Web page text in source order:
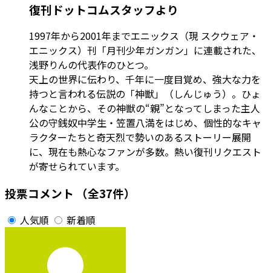
復刊ドットコムスタッフより
1997年から2001年までエニックス（現 スクウェア・
エニックス）刊「月刊少年ガンガン」に連載された、
浅野りんの代表作のひとつ。
天上の世界に伝わり、千年に一度目覚め、強大な力を
持つと言われる伝説の「神獣」（しんじゅう）。ひょ
んなことから、その神獣の“親”となってしまった主人
公の守銭奴中学生・笠置八満をはじめ、個性的なキャ
ラクターたちと奇天烈で勢いのあるストーリー展開
に、現在も熱心なファンが多数。熱い復刊リクエスト
が寄せられています。
投票コメント （全37件）
人気順 新着順